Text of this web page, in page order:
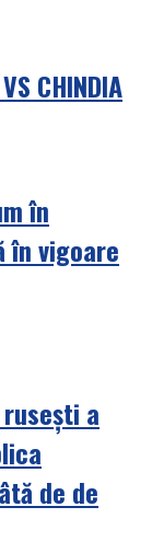
CHINDIA
în
în vigoare
a
de de